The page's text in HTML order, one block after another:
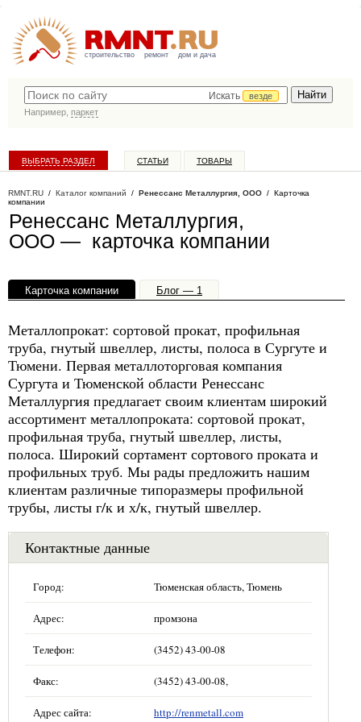
строительство ремонт дом и дача
Искать
везде
Например, паркет
ВЫБРАТЬ РАЗДЕЛ СТАТЬИ ТОВАРЫ
RMNT.RU / Каталог компаний / Ренессанс Металлургия, ООО / Карточка
компании
Ренессанс Металлургия,
ООО — карточка компании
Карточка компании
Блог — 1
Металлопрокат: сортовой прокат, профильная
труба, гнутый швеллер, листы, полоса в Сургуте и
Тюмени. Первая металлоторговая компания
Сургута и Тюменской области Ренессанс
Металлургия предлагает своим клиентам широкий
ассортимент металлопроката: сортовой прокат,
профильная труба, гнутый швеллер, листы,
полоса. Широкий сортамент сортового проката и
профильных труб. Мы рады предложить нашим
клиентам различные типоразмеры профильной
трубы, листы г/к и х/к, гнутый швеллер.
Контактные данные
Город: Тюменская область, Тюмень
Адрес: промзона
Телефон: (3452) 43-00-08
Факс: (3452) 43-00-08,
Адрес сайта: http://renmetall.com